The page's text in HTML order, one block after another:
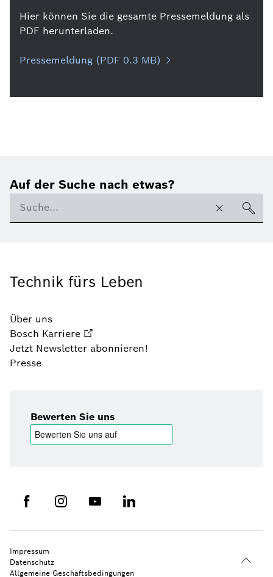
Hier können Sie die gesamte Pressemeldung als
PDF herunterladen.
Pressemeldung (PDF 0.3 MB)
Auf der Suche nach etwas?
Technik fürs Leben
Über uns
Bosch Karriere
Jetzt Newsletter abonnieren!
Presse
Bewerten Sie uns
Impressum
Datenschutz
Allgemeine Geschäftsbedingungen